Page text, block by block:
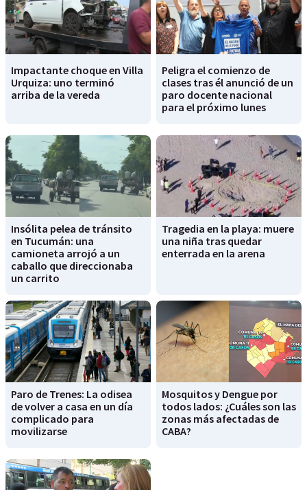
Impactante choque en Villa
Urquiza: uno terminó
arriba de la vereda
Peligra el comienzo de
clases tras él anunció de un
paro docente nacional
para el próximo lunes
Insólita pelea de tránsito
en Tucumán: una
camioneta arrojó a un
caballo que direccionaba
un carrito
Tragedia en la playa: muere
una niña tras quedar
enterrada en la arena
Paro de Trenes: La odisea
de volver a casa en un día
complicado para
movilizarse
Mosquitos y Dengue por
todos lados: ¿Cuáles son las
zonas más afectadas de
CABA?